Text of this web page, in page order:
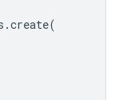
.create(